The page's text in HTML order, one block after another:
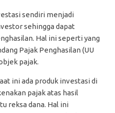
sendiri menjadi
sehingga dapat
Hal ini seperti yang
Pajak Penghasilan (UU
pajak.
ini ada produk investasi di
pajak atas hasil
reksa dana. Hal ini